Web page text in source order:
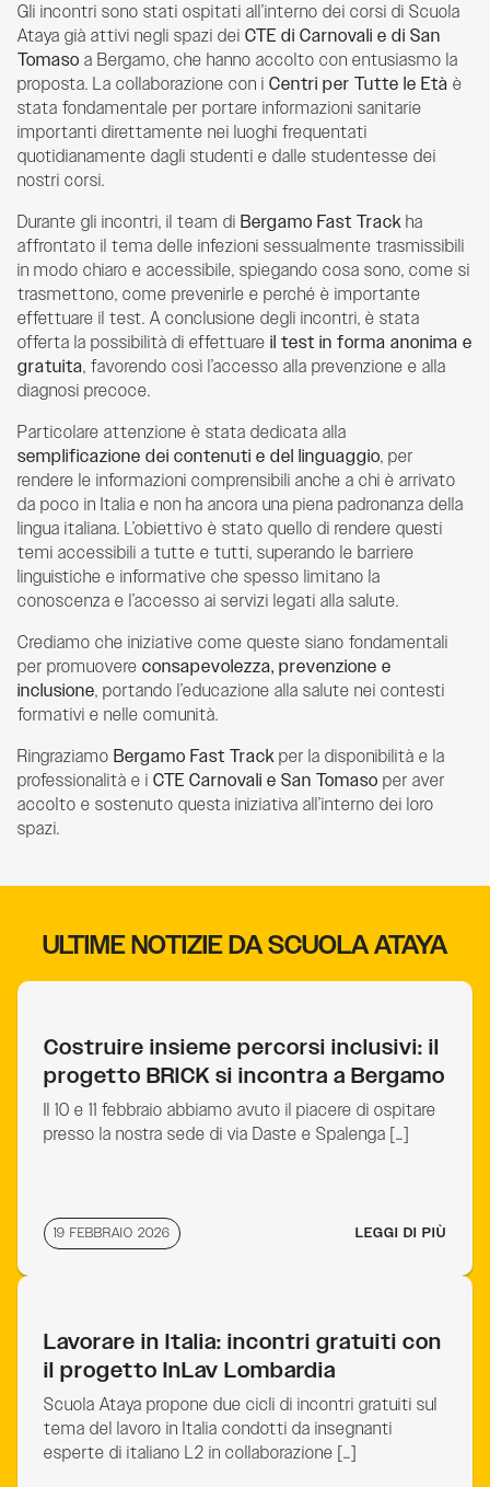
Gli incontri sono stati ospitati all’interno dei corsi di Scuola
Ataya già attivi negli spazi dei CTE di Carnovali e di San
Tomaso a Bergamo, che hanno accolto con entusiasmo la
proposta. La collaborazione con i Centri per Tutte le Età è
stata fondamentale per portare informazioni sanitarie
importanti direttamente nei luoghi frequentati
quotidianamente dagli studenti e dalle studentesse dei
nostri corsi.
Durante gli incontri, il team di Bergamo Fast Trackha
affrontato il tema delle infezioni sessualmente trasmissibili
in modo chiaro e accessibile, spiegando cosa sono, come si
trasmettono, come prevenirle e perché è importante
effettuare il test. A conclusione degli incontri, è stata
offerta la possibilità di effettuare il test in forma anonima e
gratuita, favorendo così l’accesso alla prevenzione e alla
diagnosi precoce.
Particolare attenzione è stata dedicata alla
semplificazione dei contenuti e del linguaggio, per
rendere le informazioni comprensibili anche a chi è arrivato
da poco in Italia e non ha ancora una piena padronanza della
lingua italiana. L’obiettivo è stato quello di rendere questi
temi accessibili a tutte e tutti, superando le barriere
linguistiche e informative che spesso limitano la
conoscenza e l’accesso ai servizi legati alla salute.
Crediamo che iniziative come queste siano fondamentali
per promuovere consapevolezza, prevenzione e
inclusione, portando l’educazione alla salute nei contesti
formativi e nelle comunità.
Ringraziamo Bergamo Fast Trackper la disponibilità e la
professionalità e i CTE Carnovali e San Tomaso per aver
accolto e sostenuto questa iniziativa all’interno dei loro
spazi.
ULTIME NOTIZIE DA SCUOLA ATAYA
Costruire insieme percorsi inclusivi: il
progetto BRICK si incontra a Bergamo
Il 10 e 11 febbraio abbiamo avuto il piacere di ospitare
presso la nostra sede di via Daste e Spalenga […]
19 FEBBRAIO 2026 LEGGI DI PIÙ
Lavorare in Italia: incontri gratuiti con
il progetto InLav Lombardia
Scuola Ataya propone due cicli di incontri gratuiti sul
tema del lavoro in Italia condotti da insegnanti
esperte di italiano L2 in collaborazione […]